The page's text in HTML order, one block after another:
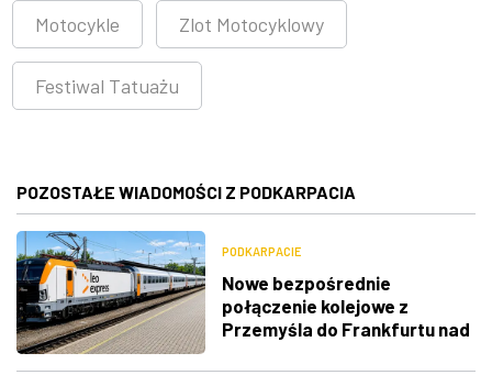
Motocykle Zlot Motocyklowy
Festiwal Tatuażu
POZOSTAŁE WIADOMOŚCI Z PODKARPACIA
PODKARPACIE
Nowe bezpośrednie
połączenie kolejowe z
Przemyśla do Frankfurtu nad